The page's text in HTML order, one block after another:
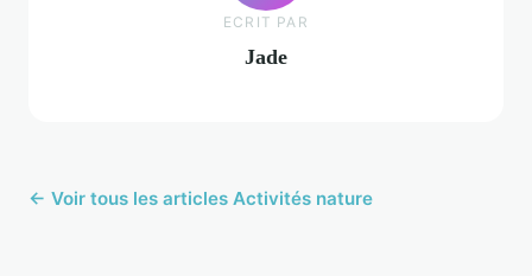
ECRIT PAR
Jade
← Voir tous les articles Activités nature